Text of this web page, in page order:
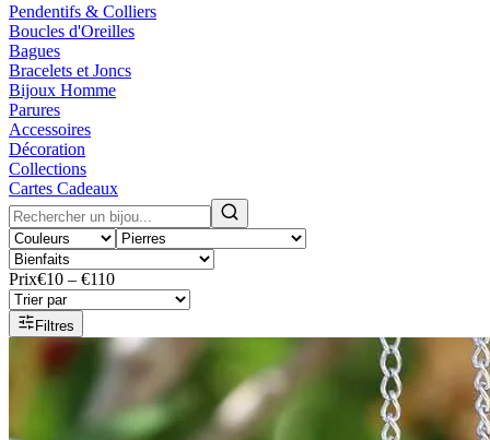
Pendentifs & Colliers
Boucles d'Oreilles
Bagues
Bracelets et Joncs
Bijoux Homme
Parures
Accessoires
Décoration
Collections
Cartes Cadeaux
Prix€10 – €110
Filtres